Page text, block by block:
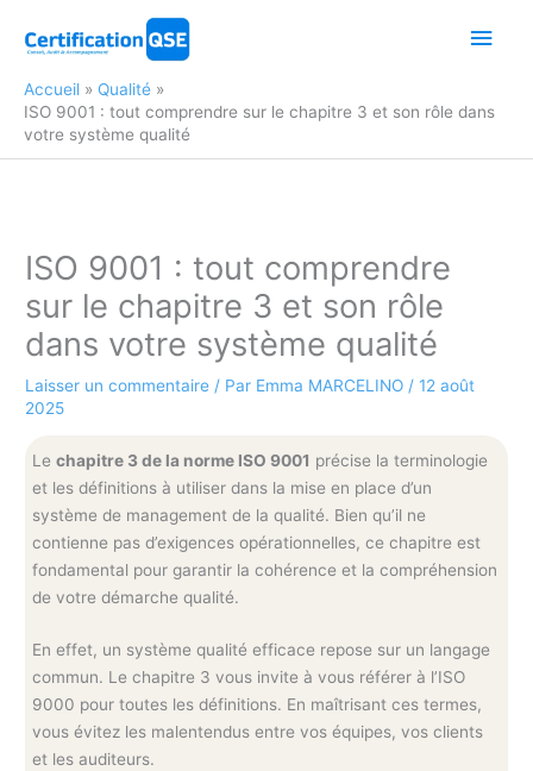
Accueil
Qualité
ISO 9001 : tout comprendre sur le chapitre 3 et son rôle dans
votre système qualité
ISO 9001 : tout comprendre
sur le chapitre 3 et son rôle
dans votre système qualité
Laisser un commentaire / Par Emma MARCELINO /12 août
2025
Lechapitre 3 de la norme ISO 9001 précise la terminologie
et les définitions à utiliser dans la mise en place d’un
système de management de la qualité. Bien qu’il ne
contienne pas d’exigences opérationnelles, ce chapitre est
fondamental pour garantir la cohérence et la compréhension
de votre démarche qualité.
En effet, un système qualité efficace repose sur un langage
commun. Le chapitre 3 vous invite à vous référer à l’ISO
9000 pour toutes les définitions. En maîtrisant ces termes,
vous évitez les malentendus entre vos équipes, vos clients
et les auditeurs.